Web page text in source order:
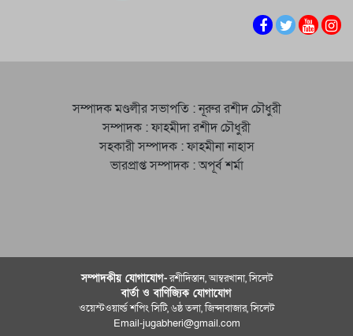
সম্পাদক মণ্ডলীর সভাপতি : নূরুর রশীদ চৌধুরী
সম্পাদক : ফাহমীদা রশীদ চৌধুরী
সহকারী সম্পাদক : ফাহমীনা নাহাস
ভারপ্রাপ্ত সম্পাদক : অপূর্ব শর্মা
সম্পাদকীয় যােগাযোগ-রশীদিস্তান, আম্বরখানা, সিলেট
বার্তা ও বাণিজ্যিক যোগাযােগ
ওয়েস্টওয়ার্ল্ড শপিং সিটি, ৬ষ্ঠ তলা, জিন্দাবাজার, সিলেট
Email-jugabheri@gmail.com